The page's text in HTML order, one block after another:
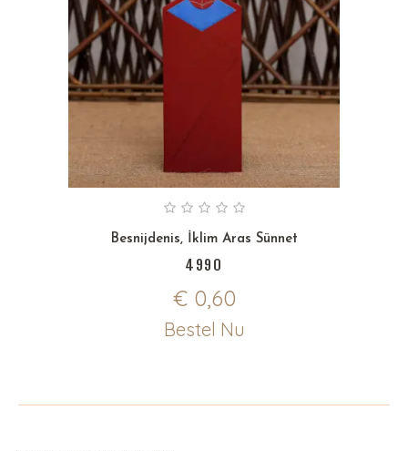
Besnijdenis, İklim Aras Sünnet
4990
€ 0,60
Bestel Nu